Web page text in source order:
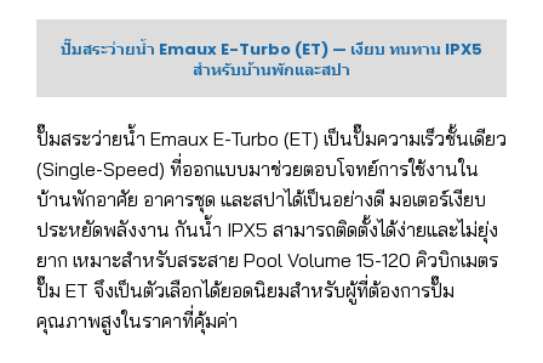
ปั๊มสระว่ายน้ำ Emaux E-Turbo (ET) — เงียบ ทนทาน IPX5
สำหรับบ้านพักและสปา
ปั๊มสระว่ายน้ำ Emaux E-Turbo (ET) เป็นปั๊มความเร็วชั้นเดียว
(Single-Speed) ที่ออกแบบมาช่วยตอบโจทย์การใช้งานใน
บ้านพักอาศัย อาคารชุด และสปาได้เป็นอย่างดี มอเตอร์เงียบ
ประหยัดพลังงาน กันน้ำ IPX5 สามารถติดตั้งได้ง่ายและไม่ยุ่ง
ยาก เหมาะสำหรับสระสาย Pool Volume 15-120 คิวบิกเมตร
ปั๊ม ET จึงเป็นตัวเลือกได้ยอดนิยมสำหรับผู้ที่ต้องการปั๊ม
คุณภาพสูงในราคาที่คุ้มค่า